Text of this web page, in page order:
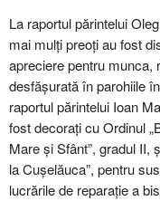
La raportul părintelui
mai mulți preoți au fost
apreciere pentru munca,
desfășurată în parohiile
raportul părintelui Ioan
fost decorați cu Ordinul
Mare și Sfânt”, gradul II,
la Cușelăuca”, pentru
lucrările de reparație a